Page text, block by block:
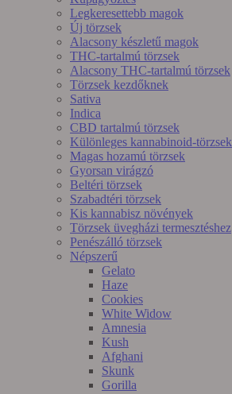
Legkeresettebb magok
Új törzsek
Alacsony készletű magok
THC-tartalmú törzsek
Alacsony THC-tartalmú törzsek
Törzsek kezdőknek
Sativa
Indica
CBD tartalmú törzsek
Különleges kannabinoid-törzsek
Magas hozamú törzsek
Gyorsan virágzó
Beltéri törzsek
Szabadtéri törzsek
Kis kannabisz növények
Törzsek üvegházi termesztéshez
Penészálló törzsek
Népszerű
Gelato
Haze
Cookies
White Widow
Amnesia
Kush
Afghani
Skunk
Gorilla